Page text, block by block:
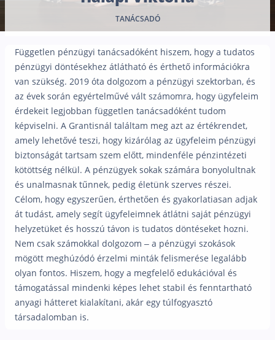
Nyugdíj kisokos – A magyar nyugdíjrendszer
Egyszerű Állami Nyugdíjkalkulátor
Nyugdíjbiztosítás
Nyugdíjbiztosítás vagy NYESZ? Melyik a jobb?
Melyik a legolcsóbb nyugdíjbiztosítás?
Önkéntes nyugdíjpénztár vagy
Nyugdíjbiztosítás adókedvezmény és adójóváírás
KATA Nyugdíj: így használd ki az
Nyugdíjbiztosítás kalkulátor
Nyugdíjbiztosítás hozamok
Nyugdíjbiztosítás költségek
Életbiztosítások
Balesetbiztosítás
Csoportos életbiztosítás
TANÁCSADÓ
Független pénzügyi tanácsadóként hiszem, hogy a tudatos
pénzügyi döntésekhez átlátható és érthető információkra
van szükség. 2019 óta dolgozom a pénzügyi szektorban, és
az évek során egyértelművé vált számomra, hogy ügyfeleim
érdekeit legjobban független tanácsadóként tudom
képviselni. A Grantisnál találtam meg azt az értékrendet,
amely lehetővé teszi, hogy kizárólag az ügyfeleim pénzügyi
biztonságát tartsam szem előtt, mindenféle pénzintézeti
kötöttség nélkül. A pénzügyek sokak számára bonyolultnak
és unalmasnak tűnnek, pedig életünk szerves részei.
Célom, hogy egyszerűen, érthetően és gyakorlatiasan adjak
át tudást, amely segít ügyfeleimnek átlátni saját pénzügyi
helyzetüket és hosszú távon is tudatos döntéseket hozni.
Nem csak számokkal dolgozom – a pénzügyi szokások
mögött meghúzódó érzelmi minták felismerése legalább
olyan fontos. Hiszem, hogy a megfelelő edukációval és
támogatással mindenki képes lehet stabil és fenntartható
anyagi hátteret kialakítani, akár egy túlfogyasztó
társadalomban is.